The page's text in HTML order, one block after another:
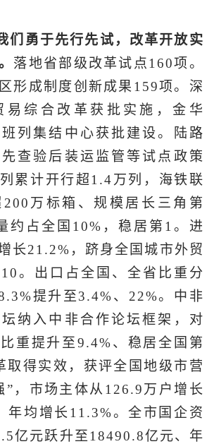
们勇于先行先试，改革开放实
落地省部级改革试点160项。
形成制度创新成果159项。深
易综合改革获批实施，金华
班列集结中心获批建设。陆路
查验后装运监管等试点政策
累计开行超1.4万列，海铁联
万标箱、规模居长三角第
约占全国10%，稳居第1。进
长21.2%，跻身全国城市外贸
。出口占全国、全省比重分
提升至3.4%、22%。中非
纳入中非合作论坛框架，对
重提升至9.4%、稳居全国第
取得实效，获评全国地级市营
”，市场主体从126.9万户增长
年均增长11.3%。全市国企资
亿元跃升至18490.8亿元、年